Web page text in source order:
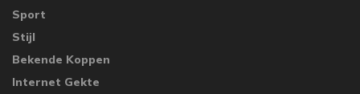
Sport
Stijl
Bekende Koppen
Internet Gekte